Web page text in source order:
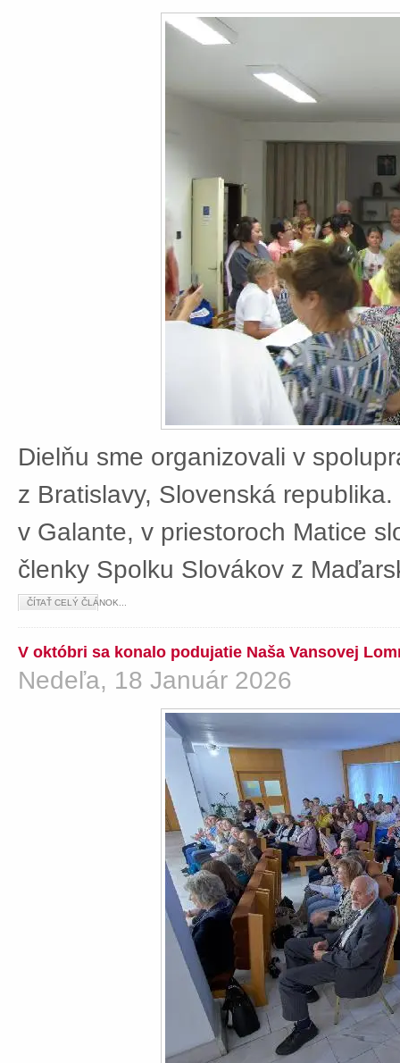
Dielňu sme organizovali v
z Bratislavy, Slovenská
v Galante, v priestoroch Matice
členky Spolku Slovákov z
ČÍTAŤ CELÝ ČLÁNOK...
V októbri sa konalo podujatie Naša Vansovej
Nedeľa, 18 Január 2026